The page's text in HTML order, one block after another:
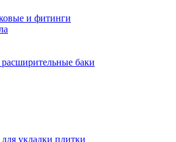
и фитинги
баки
укладки плитки